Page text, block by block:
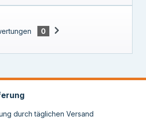
0
durch täglichen Versand